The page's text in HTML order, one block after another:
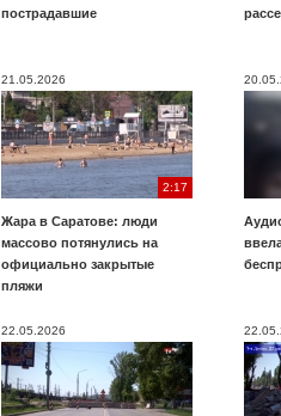
пострадавшие
21.05.2026
2:17
Жара в Саратове: люди
массово потянулись на
официально закрытые
пляжи
22.05.2026